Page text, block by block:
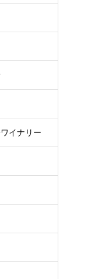
イナリー